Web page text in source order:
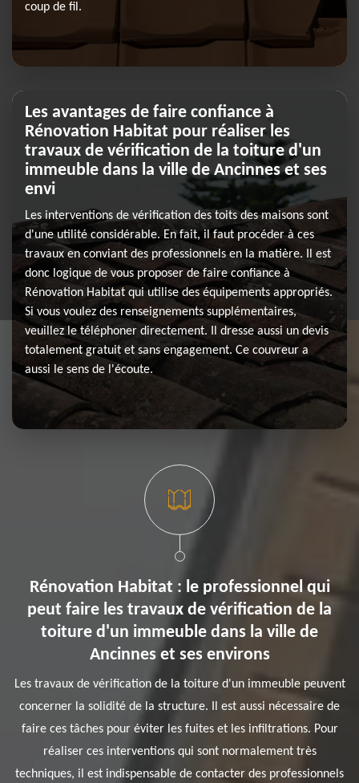
coup de fil.
Les avantages de faire confiance à
Rénovation Habitat pour réaliser les
travaux de vérification de la toiture d'un
immeuble dans la ville de Ancinnes et ses
envi
Les interventions de vérification des toits des maisons sont
d'une utilité considérable. En fait, il faut procéder à ces
travaux en conviant des professionnels en la matière. Il est
donc logique de vous proposer de faire confiance à
Rénovation Habitat qui utilise des équipements appropriés.
Si vous voulez des renseignements supplémentaires,
veuillez le téléphoner directement. Il dresse aussi un devis
totalement gratuit et sans engagement. Ce couvreur a
aussi le sens de l'écoute.
Rénovation Habitat : le professionnel qui
peut faire les travaux de vérification de la
toiture d'un immeuble dans la ville de
Ancinnes et ses environs
Les travaux de vérification de la toiture d'un immeuble peuvent
concerner la solidité de la structure. Il est aussi nécessaire de
faire ces tâches pour éviter les fuites et les infiltrations. Pour
réaliser ces interventions qui sont normalement très
techniques, il est indispensable de contacter des professionnels